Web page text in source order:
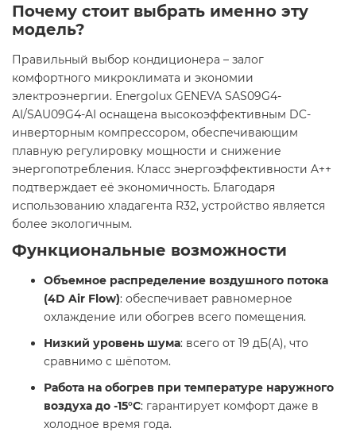
Почему стоит выбрать именно эту
модель?
Правильный выбор кондиционера – залог
комфортного микроклимата и экономии
электроэнергии. Energolux GENEVA SAS09G4-
AI/SAU09G4-AI оснащена высокоэффективным DC-
инверторным компрессором, обеспечивающим
плавную регулировку мощности и снижение
энергопотребления. Класс энергоэффективности A++
подтверждает её экономичность. Благодаря
использованию хладагента R32, устройство является
более экологичным. ​
Функциональные возможности
Объемное распределение воздушного потока
(4D Air Flow): обеспечивает равномерное
охлаждение или обогрев всего помещения.​
Низкий уровень шума: всего от 19 дБ(А), что
сравнимо с шёпотом.​
Работа на обогрев при температуре наружного
воздуха до -15°C: гарантирует комфорт даже в
холодное время года.​